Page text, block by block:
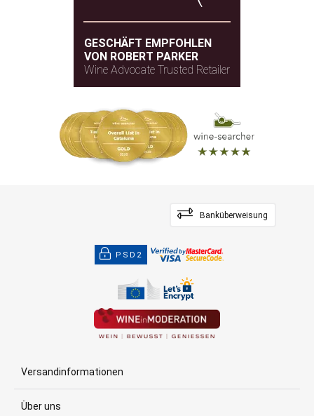
GESCHÄFT EMPFOHLEN
VON ROBERT PARKER
Wine Advocate Trusted Retailer
Banküberweisung
PSD2
Versandinformationen
Über uns